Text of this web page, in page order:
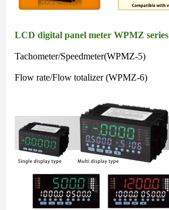
LCD digital panel meter WPMZ series
Tachometer/Speedmeter(WPMZ-5)
Flow rate/Flow totalizer (WPMZ-6)